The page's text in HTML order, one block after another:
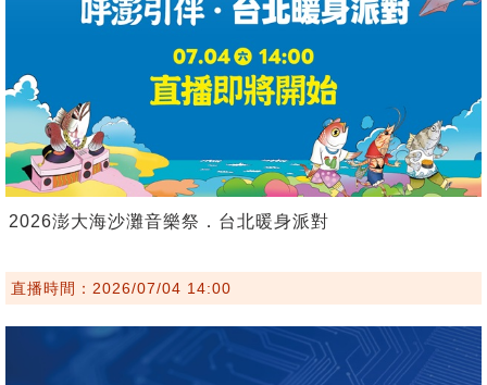
2026澎大海沙灘音樂祭．台北暖身派對
直播時間：2026/07/04 14:00